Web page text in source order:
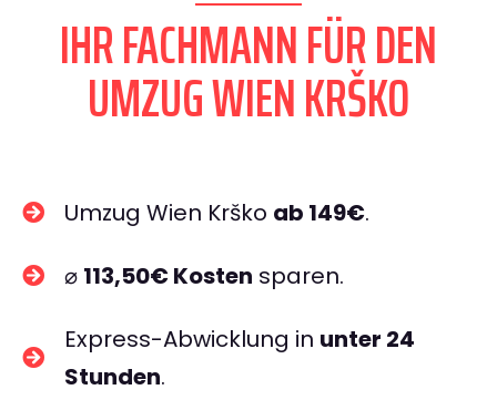
IHR FACHMANN FÜR DEN
UMZUG WIEN KRŠKO
Umzug Wien Krško ab 149€.
⌀ 113,50€ Kosten sparen.
Express-Abwicklung in unter 24
Stunden.